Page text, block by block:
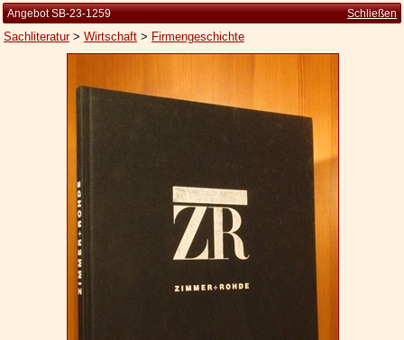
Die Meyer Auflagen
Zu den Angeboten
Angebot SB-23-1259 Schließen
Sachliteratur> Wirtschaft> Firmengeschichte